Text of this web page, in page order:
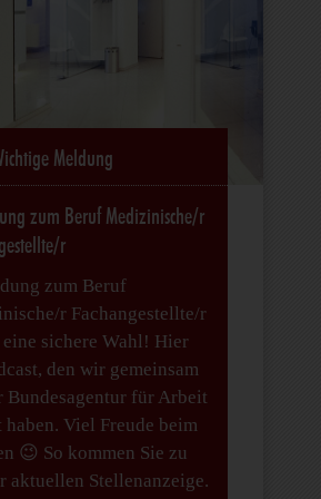
Meldung
zum Beruf Medizinische/r
r
zum Beruf
r Fachangestellte/r
sichere Wahl! Hier
den wir gemeinsam
Bundesagentur für Arbeit
haben. Viel Freude beim
😉 So kommen Sie zu
aktuellen Stellenanzeige.